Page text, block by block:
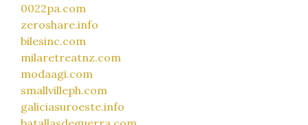
0022pa.com
zeroshare.info
bilesinc.com
milaretreatnz.com
modaagi.com
smallvilleph.com
galiciasuroeste.info